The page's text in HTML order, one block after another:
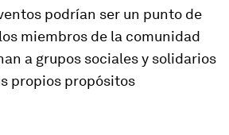
podrían ser un punto de
miembros de la comunidad
a grupos sociales y solidarios
propios propósitos